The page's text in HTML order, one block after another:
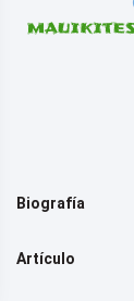
Biografía
Artículo